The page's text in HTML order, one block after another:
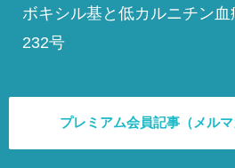
ボキシル基と低カルニチン
232号
プレミアム会員記事（メル